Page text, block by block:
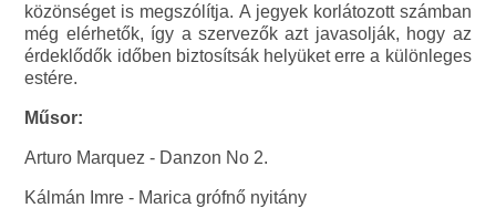
közönséget is megszólítja. A jegyek korlátozott számban
még elérhetők, így a szervezők azt javasolják, hogy az
érdeklődők időben biztosítsák helyüket erre a különleges
estére.
Műsor:
Arturo Marquez - Danzon No 2.
Kálmán Imre - Marica grófnő nyitány